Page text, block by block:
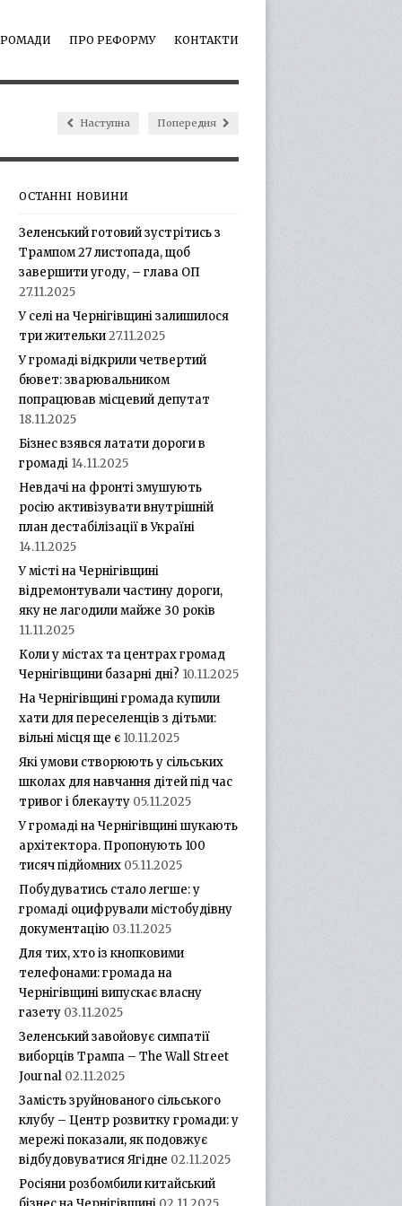
ПРО РЕФОРМУ КОНТАКТИ
Наступна Попередня
ОСТАННІ НОВИНИ
Зеленський готовий зустрітись з
Трампом 27 листопада, щоб
завершити угоду, – глава ОП
27.11.2025
У селі на Чернігівщині залишилося
три жительки27.11.2025
У громаді відкрили четвертий
бювет: зварювальником
попрацював місцевий депутат
18.11.2025
Бізнес взявся латати дороги в
громаді 14.11.2025
Невдачі на фронті змушують
росію активізувати внутрішній
план дестабілізації в Україні
14.11.2025
У місті на Чернігівщині
відремонтували частину дороги,
яку не лагодили майже 30 років
11.11.2025
Коли у містах та центрах громад
Чернігівщини базарні дні? 10.11.2025
На Чернігівщині громада купили
хати для переселенців з дітьми:
вільні місця ще є 10.11.2025
Які умови створюють у сільських
школах для навчання дітей під час
тривог і блекауту 05.11.2025
У громаді на Чернігівщині шукають
архітектора. Пропонують 100
тисяч підйомних 05.11.2025
Побудуватись стало легше: у
громаді оцифрували містобудівну
документацію 03.11.2025
Для тих, хто із кнопковими
телефонами: громада на
Чернігівщині випускає власну
газету 03.11.2025
Зеленський завойовує симпатії
виборців Трампа – The Wall Street
Journal 02.11.2025
Замість зруйнованого сільського
клубу – Центр розвитку громади: у
мережі показали, як подовжує
відбудовуватися Ягідне 02.11.2025
Росіяни розбомбили китайський